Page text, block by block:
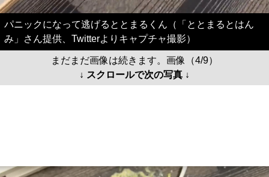
パニックになって逃げるととまるくん（「ととまるとはん
み」さん提供、Twitterよりキャプチャ撮影）
まだまだ画像は続きます。画像（4/9）
↓ スクロールで次の写真 ↓